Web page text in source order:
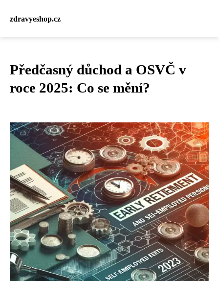
zdravyeshop.cz
Předčasný důchod a OSVČ v
roce 2025: Co se mění?